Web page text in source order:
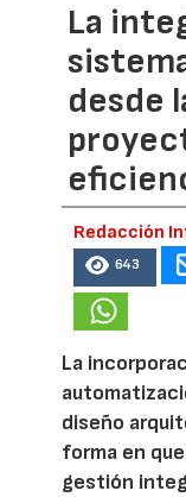
La
desde
Redacción
643
La
diseño
forma en
gestión